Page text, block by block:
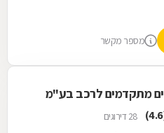
מספר מקשר
מתקדמים לרכב בע"מ
28 דירוגים